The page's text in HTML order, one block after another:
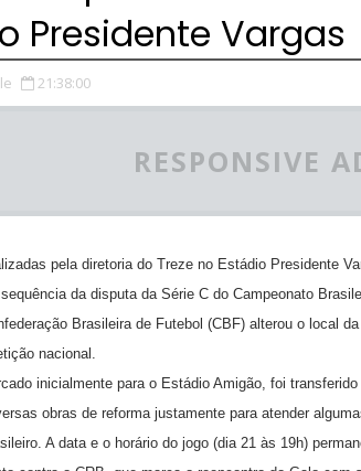
Presidente Vargas
21:38:00
RESPONSIVE
pela diretoria do Treze no Estádio Presidente
da disputa da Série C do Campeonato
Brasileira de Futebol (CBF) alterou o local
nacional.
inicialmente para o Estádio Amigão, foi
obras de reforma justamente para atender
A data e o horário do jogo (dia 21 às 19h)